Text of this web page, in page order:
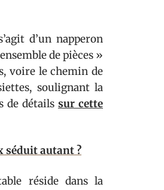
d’un napperon
de pièces »
voire le chemin de
soulignant la
de détails sur cette
séduit autant ?
réside dans la